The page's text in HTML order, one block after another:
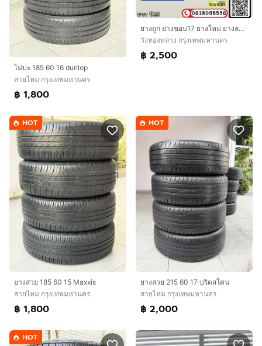
ไม่ปะ 185 60 16 dunlop
สายไหม กรุงเทพมหานคร
฿ 1,800
ยางถูก ยางขอบ17 ยางใหม่ ยางลาดพร้าว ราชาแม็ก
วังทองหลาง กรุงเทพมหานคร
฿ 2,500
HOT
ยางสวย 185 60 15 Maxxis
สายไหม กรุงเทพมหานคร
฿ 1,800
HOT
ยางสวย 215 60 17 บริดสโตน
สายไหม กรุงเทพมหานคร
฿ 2,000
HOT